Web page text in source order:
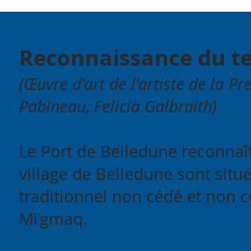
Reconnaissance du
(Œuvre d'art de l'artiste de la
Pabineau, Felicia Galbraith)
Le Port de Belledune
village de Belledune sont
traditionnel non cédé et non
Mi’gmaq.